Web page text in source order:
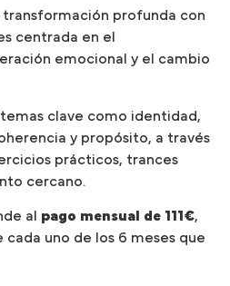
profunda con
centrada en el
emocional y el cambio
clave como identidad,
y propósito, a través
prácticos, trances
cercano.
al pago mensual de 111€,
cada uno de los 6 meses que